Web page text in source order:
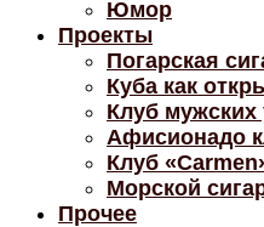
Юмор
Проекты
Погарская
Куба как
Клуб мужских
Афисионадо
Клуб
Морской
Прочее